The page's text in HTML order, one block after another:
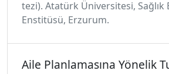
tezi). Atatürk Üniversitesi, Sağlık
Enstitüsü, Erzurum.
Aile Planlamasına Yönelik